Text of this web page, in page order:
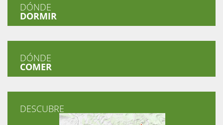
DÓNDE
DORMIR
DÓNDE
COMER
DESCUBRE